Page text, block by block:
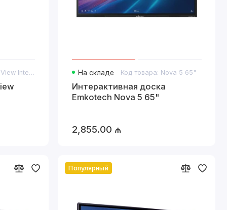
функциями.
Код товара: IQView Interactive 4K E4521 На складе Код товара: Nova 5 65"
Интерактивная доска
Emkotech Nova 5 65"
2,855.00 ₼
Популярный